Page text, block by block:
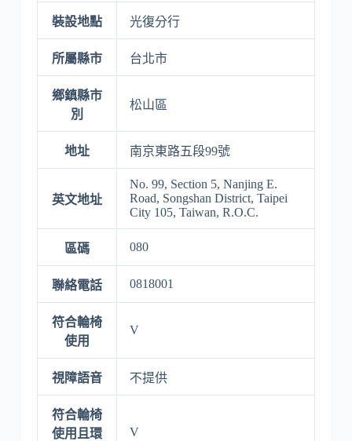
裝設地點 光復分行
所屬縣市 台北市
鄉鎮縣市
別
松山區
地址 南京東路五段99號
英文地址
No. 99, Section 5, Nanjing E.
Road, Songshan District, Taipei
City 105, Taiwan, R.O.C.
區碼 080
聯絡電話 0818001
符合輪椅
使用
V
視障語音 不提供
符合輪椅
使用且環
V